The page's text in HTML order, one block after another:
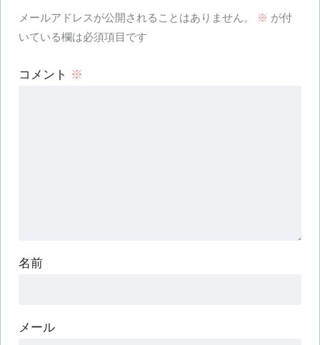
メールアドレスが公開されることはありません。 ※ が付
いている欄は必須項目です
コメント ※
名前
メール